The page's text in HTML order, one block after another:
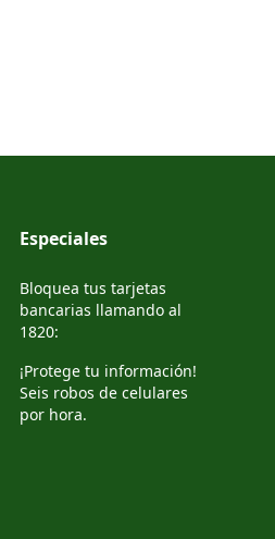
Especiales
Bloquea tus tarjetas
bancarias llamando al
1820:
¡Protege tu información!
Seis robos de celulares
por hora.